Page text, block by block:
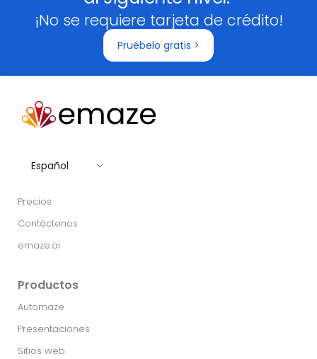
¡No se requiere tarjeta de crédito!
Pruébelo gratis >
Español
Precios
Contáctenos
emaze.ai
Productos
Automaze
Presentaciones
Sitios web